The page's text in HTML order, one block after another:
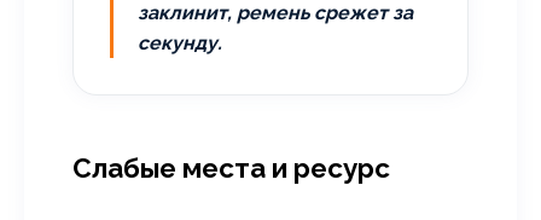
заклинит, ремень срежет за
секунду.
Слабые места и ресурс